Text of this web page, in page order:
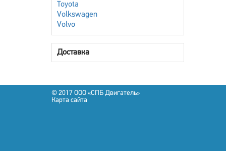
Toyota
Volkswagen
Volvo
Доставка
© 2017 OOO «СПБ Двигатель»
Карта сайта